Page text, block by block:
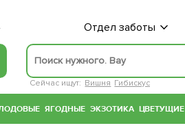
Отдел заботы
Сейчас ищут: Вишня Гибискус
ЯГОДНЫЕ ЭКЗОТИКА ЦВЕТУЩИЕ